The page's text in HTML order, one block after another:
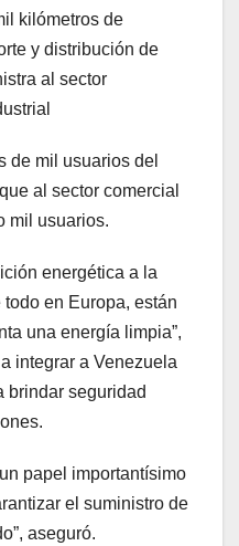
kilómetros de
y distribución de
al sector
de mil usuarios del
al sector comercial
mil usuarios.
energética a la
en Europa, están
una energía limpia”,
integrar a Venezuela
brindar seguridad
papel importantísimo
el suministro de
aseguró.